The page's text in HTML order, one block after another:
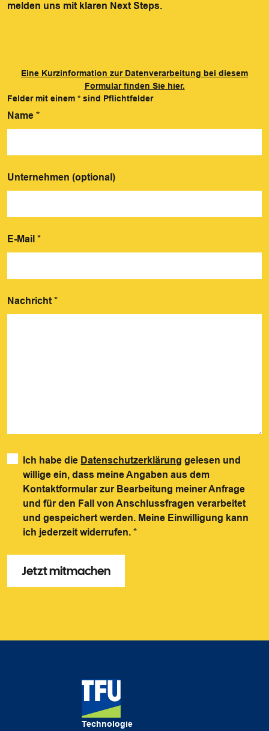
melden uns mit klaren Next Steps.
Eine Kurzinformation zur Datenverarbeitung bei diesem
Formular finden Sie hier.
Felder mit einem * sind Pflichtfelder
Name *
Unternehmen (optional)
E-Mail *
Nachricht *
Ich habe die Datenschutzerklärung gelesen und
willige ein, dass meine Angaben aus dem
Kontaktformular zur Bearbeitung meiner Anfrage
und für den Fall von Anschlussfragen verarbeitet
und gespeichert werden. Meine Einwilligung kann
ich jederzeit widerrufen.*
Technologie